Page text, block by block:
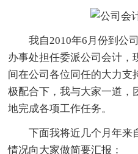
我自2010年6月份到公司
办事处担任委派公司会计，
间在公司各位同任的大力支
极配合下，我与大家一道，
地完成各项工作任务。
下面我将近几个月年来
情况向大家做简要汇报：